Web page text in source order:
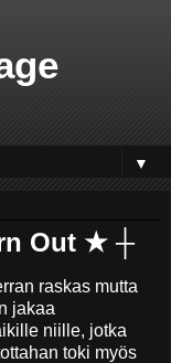
▼
Out ★ ┼
raskas mutta
jakaa
niille, jotka
toki myös